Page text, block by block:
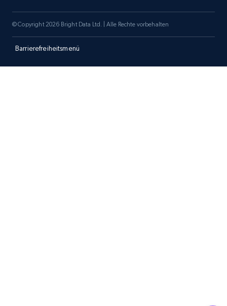
Rating, Reviews count, Initial price, Discount,
and more.
Barrierefreiheitsmenü
© Copyright 2026 Bright Data Ltd. | Alle Rechte vorbehalten